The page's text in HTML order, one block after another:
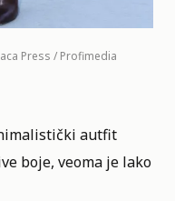
Press / Profimedia
autfit
boje, veoma je lako